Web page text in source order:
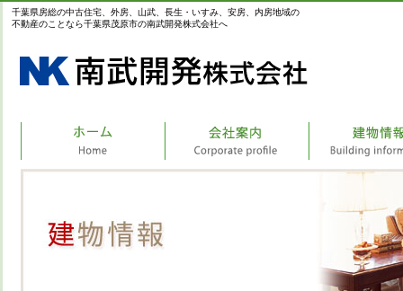
千葉県房総の中古住宅、外房、山武、長生・いすみ、安房、内房地域の
不動産のことなら千葉県茂原市の南武開発株式会社へ